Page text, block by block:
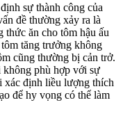
sự thành công của
đề thường xảy ra là
thức ăn cho tôm hậu ấu
tăng trưởng không
cũng thường bị cản trở.
không phù hợp với sự
xác định liều lượng thích
để hy vọng có thể làm